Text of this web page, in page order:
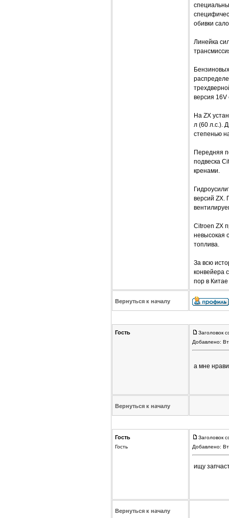
обивки
Линейка
версия 16V
На ZX
л (60 л.с.).
степенью
Передняя
подвеска
кренами.
версий ZX.
Citroen ZX
невысокая
топлива.
За всю
конвейера
пор в
Вернуться к началу
Гость
Заголовок
Добавлено:
а мне
Вернуться к началу
Гость
Гость
Заголовок
Добавлено:
ищу
Вернуться к началу